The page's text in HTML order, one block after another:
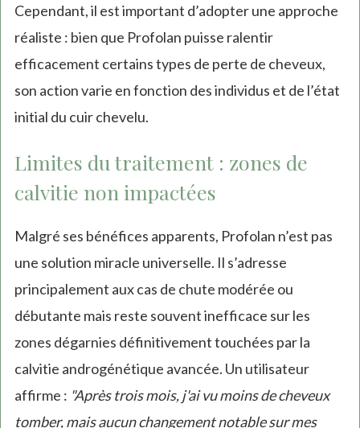
Cependant, il est important d’adopter une approche
réaliste : bien que Profolan puisse ralentir
efficacement certains types de perte de cheveux,
son action varie en fonction des individus et de l’état
initial du cuir chevelu.
Limites du traitement : zones de
calvitie non impactées
Malgré ses bénéfices apparents, Profolan n’est pas
une solution miracle universelle. Il s’adresse
principalement aux cas de chute modérée ou
débutante mais reste souvent inefficace sur les
zones dégarnies définitivement touchées par la
calvitie androgénétique avancée. Un utilisateur
affirme : "Après trois mois, j'ai vu moins de cheveux
tomber, mais aucun changement notable sur mes